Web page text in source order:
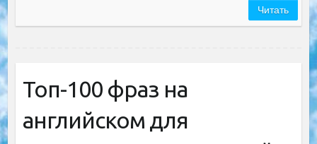
Читать
Топ-100 фраз на
английском для